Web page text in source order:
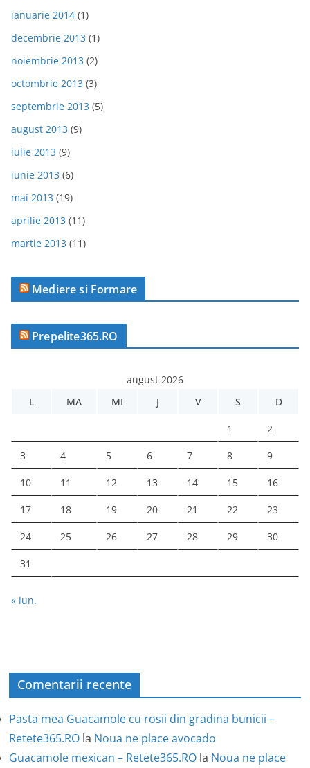
ianuarie 2014 (1)
decembrie 2013 (1)
noiembrie 2013 (2)
octombrie 2013 (3)
septembrie 2013 (5)
august 2013 (9)
iulie 2013 (9)
iunie 2013 (6)
mai 2013 (19)
aprilie 2013 (11)
martie 2013 (11)
Mediere si Formare
Prepelite365.RO
august 2026
L
MA MI J V S D
1 2
3 4 5 6 7 8 9
10 11 12 13 14 15 16
17 18 19 20 21 22 23
24 25 26 27 28 29 30
31
« iun.
Comentarii recente
Pasta mea Guacamole cu rosii din gradina bunicii –
Retete365.RO la Noua ne place avocado
Guacamole mexican – Retete365.RO la Noua ne place